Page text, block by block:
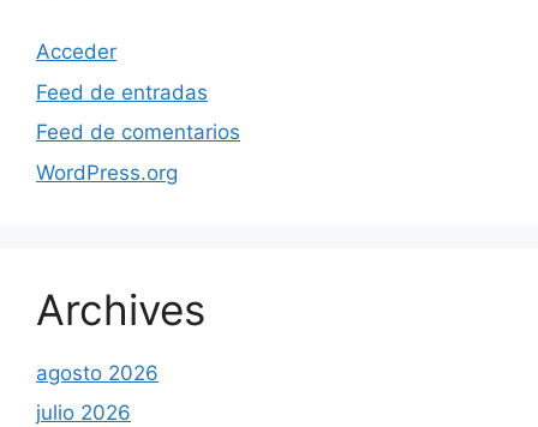
Acceder
Feed de entradas
Feed de comentarios
WordPress.org
Archives
agosto 2026
julio 2026